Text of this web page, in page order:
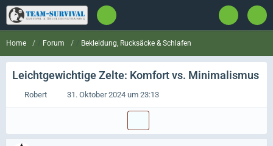
Home Forum Bekleidung, Rucksäcke & Schlafen
Leichtgewichtige Zelte: Komfort vs. Minimalismus
Robert 31. Oktober 2024 um 23:13